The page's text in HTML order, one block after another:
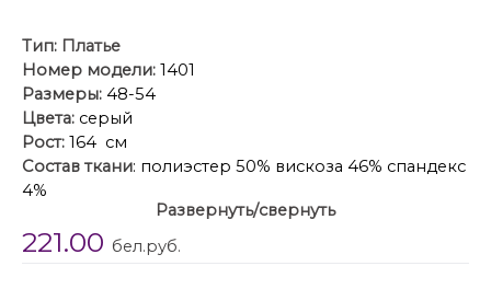
Тип: Платье
Номер модели: 1401
Размеры: 48-54
Цвета: серый
Рост: 164 см
Состав ткани: полиэстер 50% вискоза 46% спандекс
4%
Описание:Платье женское, выполнено из
комбинации трикотажного полотна и рубашечной
Развернуть/свернуть
221.00 бел.руб.